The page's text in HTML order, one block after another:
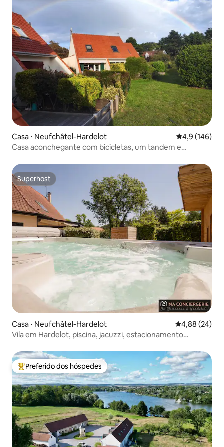
Casa ⋅ Neufchâtel-Hardelot 4,9 de uma
4,9 (146)
Casa aconchegante com bicicletas, um tandem e
Superhost
Superhost
Casa ⋅ Neufchâtel-Hardelot 4,88 de uma
4,88 (24)
Vila em Hardelot, piscina, jacuzzi, estacionamento
Entre os melhores preferidos dos hóspedes
Preferido dos hóspedes